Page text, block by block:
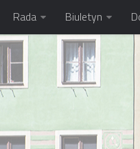
Rada Biuletyn